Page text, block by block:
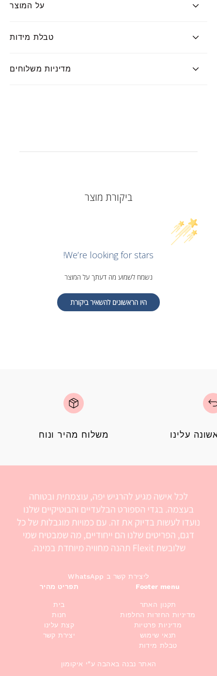
על המוצר
טבלת מידות
מדיניות משלוחים
ביקורת מוצר
We’re looking for stars!
נשמח לשמוע מה דעתך על המוצר
היו הראשונים להשאיר ביקורת
משלוח מהיר ונוח עלינו
WhatsApp ליצירת קשר ב
תפריט מהיר
בית
חנות
קצת עלינו
יצירת קשר
Footer menu
תקנון האתר
מדיניות החזרות החלפות
מדיניות פרטיות
תנאי שימוש
טבלת מידות
האתר נבנה באהבה ע"י איקומון